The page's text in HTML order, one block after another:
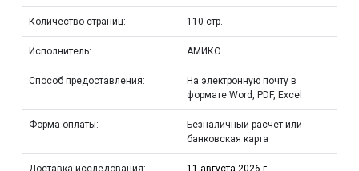
Количество страниц: 110 стр.
Исполнитель: АМИКО
Способ предоставления:
На электронную почту в
формате Word, PDF, Excel
Форма оплаты:
Безналичный расчет или
банковская карта